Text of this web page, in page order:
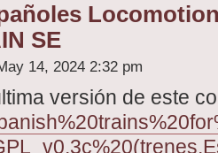
SE
14, 2024 2:32 pm
versión de este